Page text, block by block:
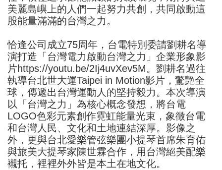
美麗島嶼上的人們一起努力共創，共同啟動這
股能量滿滿的台灣之力。
恰逢公司成立75周年，台電特別委請劉耕名導
演打造「台灣電力啟動台灣之力」企業形象影
片https://youtu.be/2Ij4uvXev5M。劉耕名過往
執導台北世大運Taipei in Motion影片，驚艷全
球，傳遞出台灣運動人的堅持毅力。本次導演
以「台灣之力」為核心概念發想，將台電
LOGO色彩元素創作霓虹能量光束，象徵台電
和台灣人民、文化和土地連結深厚。影像之
外，更與台北愛樂管弦樂團小提琴首席朱育佑
與旅美大提琴家陳世霖合作，用台灣絕美配樂
襯托，裡裡外外皆是本土在地文化。